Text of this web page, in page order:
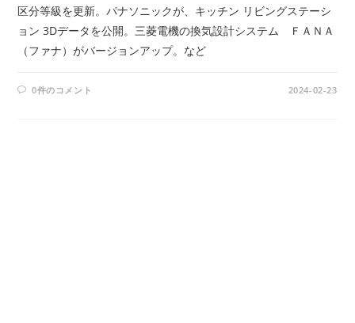
区分等級を更新。パナソニックが、キッチン リビングステーシ
ョン 3Dデータを公開。三菱電機の換気設計システム ＦＡＮＡ
（ファナ）がバージョンアップ。など
0件のコメント 2024-02-23